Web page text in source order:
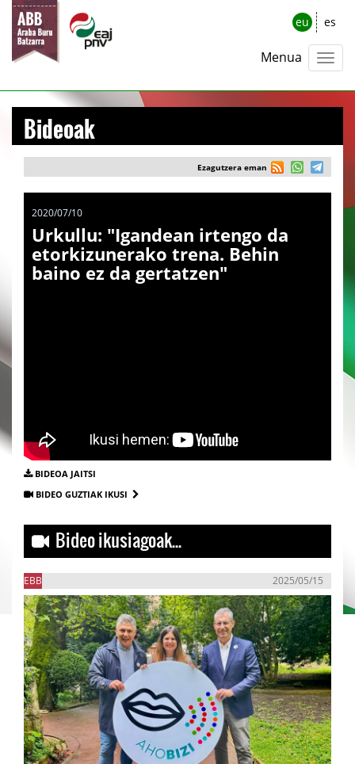
eu es
Menua
Bideoak
Ezagutzera eman
2020/07/10
Urkullu: "Igandean irtengo da
etorkizunerako trena. Behin
baino ez da gertatzen"
BIDEOA JAITSI
BIDEO GUZTIAK IKUSI
Bideo ikusiagoak...
EBB 2025/05/15